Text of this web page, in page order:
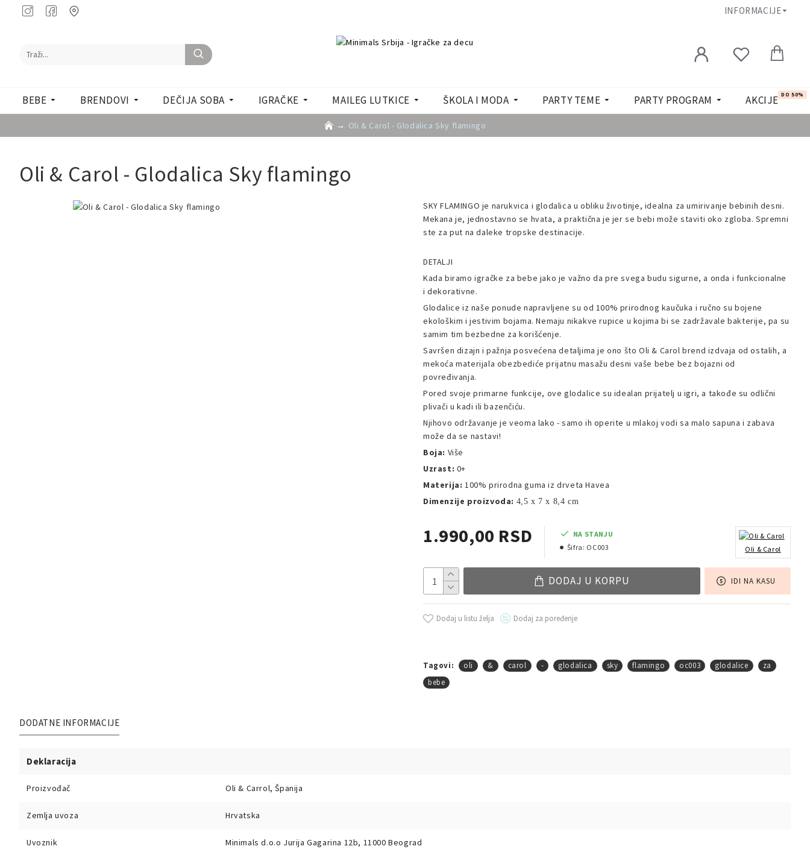
INFORMACIJE
BEBE BRENDOVI DEČIJA SOBA IGRAČKE MAILEG LUTKICE ŠKOLA I MODA PARTY TEME PARTY PROGRAM AKCIJE DO 50%
Oli & Carol - Glodalica Sky flamingo
Oli & Carol - Glodalica Sky flamingo
SKY FLAMINGO je narukvica i glodalica u obliku životinje, idealna za umirivanje bebinih desni.
Mekana je, jednostavno se hvata, a praktična je jer se bebi može staviti oko zgloba. Spremni
ste za put na daleke tropske destinacije.
DETALJI
Kada biramo igračke za bebe jako je važno da pre svega budu sigurne, a onda i funkcionalne
i dekorativne.
Glodalice iz naše ponude napravljene su od 100% prirodnog kaučuka i ručno su bojene
ekološkim i jestivim bojama. Nemaju nikakve rupice u kojima bi se zadržavale bakterije, pa su
samim tim bezbedne za korišćenje.
Savršen dizajn i pažnja posvećena detaljima je ono što Oli & Carol brend izdvaja od ostalih, a
mekoća materijala obezbediće prijatnu masažu desni vaše bebe bez bojazni od
povređivanja.
Pored svoje primarne funkcije, ove glodalice su idealan prijatelj u igri, a takođe su odlični
plivači u kadi ili bazenčiću.
Njihovo održavanje je veoma lako - samo ih operite u mlakoj vodi sa malo sapuna i zabava
može da se nastavi!
Boja: Više
Uzrast: 0+
Materija: 100% prirodna guma iz drveta Havea
Dimenzije proizvoda: 4,5 x 7 x 8,4 cm
1.990,00 RSD
NA STANJU
Šifra: OC003 Oli & Carol
DODAJ U KORPU IDI NA KASU
Dodaj u listu želja Dodaj za poređenje
Tagovi: oli & carol - glodalica sky flamingo oc003 glodalice
za
bebe
DODATNE INFORMACIJE
Deklaracija
Proizvođač Oli & Carrol, Španija
Zemlja uvoza Hrvatska
Uvoznik Minimals d.o.o Jurija Gagarina 12b, 11000 Beograd